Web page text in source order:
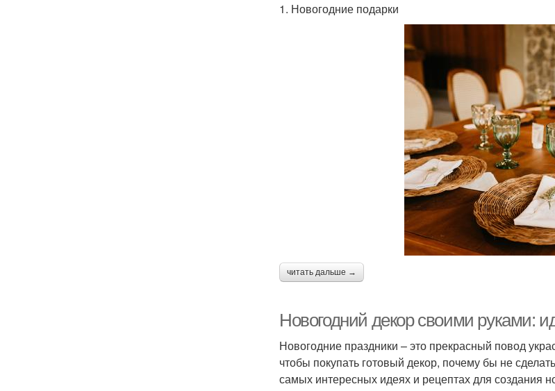
1. Новогодние подарки
читать дальше →
Новогодний декор своими руками:
Новогодние праздники – это прекрасный повод
чтобы покупать готовый декор, почему бы не
самых интересных идеях и рецептах для создания